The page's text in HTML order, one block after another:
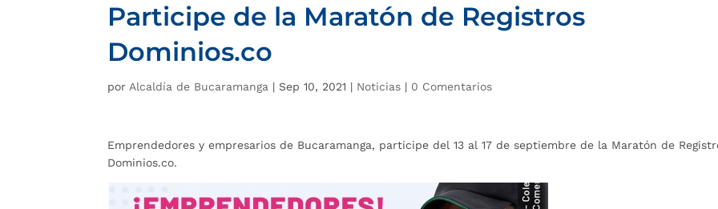
Participe de la Maratón de Registros
Dominios.co
por Alcaldía de Bucaramanga | Sep 10, 2021 | Noticias | 0 Comentarios
Emprendedores y empresarios de Bucaramanga, participe del 13 al 17 de septiembre de la Maratón de
Dominios.co.